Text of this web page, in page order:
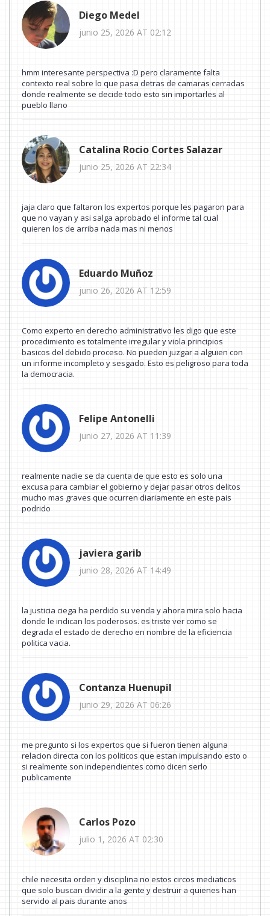
Diego Medel
junio 25, 2026 AT 02:12
hmm interesante perspectiva :D pero claramente falta
contexto real sobre lo que pasa detras de camaras cerradas
donde realmente se decide todo esto sin importarles al
pueblo llano
Catalina Rocio Cortes Salazar
junio 25, 2026 AT 22:34
jaja claro que faltaron los expertos porque les pagaron para
que no vayan y asi salga aprobado el informe tal cual
quieren los de arriba nada mas ni menos
Eduardo Muñoz
junio 26, 2026 AT 12:59
Como experto en derecho administrativo les digo que este
procedimiento es totalmente irregular y viola principios
basicos del debido proceso. No pueden juzgar a alguien con
un informe incompleto y sesgado. Esto es peligroso para toda
la democracia.
Felipe Antonelli
junio 27, 2026 AT 11:39
realmente nadie se da cuenta de que esto es solo una
excusa para cambiar el gobierno y dejar pasar otros delitos
mucho mas graves que ocurren diariamente en este pais
podrido
javiera garib
junio 28, 2026 AT 14:49
la justicia ciega ha perdido su venda y ahora mira solo hacia
donde le indican los poderosos. es triste ver como se
degrada el estado de derecho en nombre de la eficiencia
politica vacia.
Contanza Huenupil
junio 29, 2026 AT 06:26
me pregunto si los expertos que si fueron tienen alguna
relacion directa con los politicos que estan impulsando esto o
si realmente son independientes como dicen serlo
publicamente
Carlos Pozo
julio 1, 2026 AT 02:30
chile necesita orden y disciplina no estos circos mediaticos
que solo buscan dividir a la gente y destruir a quienes han
servido al pais durante anos